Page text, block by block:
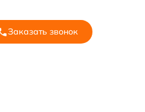
Заказать звонок